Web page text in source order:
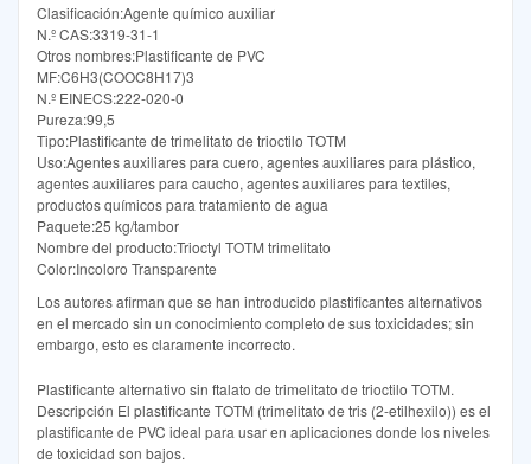
Clasificación:Agente químico auxiliar
N.º CAS:3319-31-1
Otros nombres:Plastificante de PVC
MF:C6H3(COOC8H17)3
N.º EINECS:222-020-0
Pureza:99,5
Tipo:Plastificante de trimelitato de trioctilo TOTM
Uso:Agentes auxiliares para cuero, agentes auxiliares para plástico,
agentes auxiliares para caucho, agentes auxiliares para textiles,
productos químicos para tratamiento de agua
Paquete:25 kg/tambor
Nombre del producto:Trioctyl TOTM trimelitato
Color:Incoloro Transparente
Los autores afirman que se han introducido plastificantes alternativos
en el mercado sin un conocimiento completo de sus toxicidades; sin
embargo, esto es claramente incorrecto.
Plastificante alternativo sin ftalato de trimelitato de trioctilo TOTM.
Descripción El plastificante TOTM (trimelitato de tris (2-etilhexilo)) es el
plastificante de PVC ideal para usar en aplicaciones donde los niveles
de toxicidad son bajos.